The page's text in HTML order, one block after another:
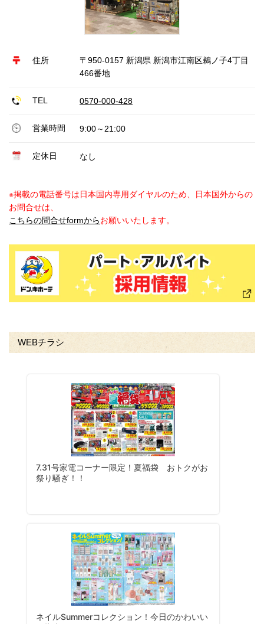
住所
〒950-0157 新潟県 新潟市江南区鵜ノ子4丁目
466番地
TEL 0570-000-428
営業時間 9:00～21:00
定休日 なし
※掲載の電話番号は日本国内専用ダイヤルのため、日本国外からの
お問合せは、
こちらの問合せformからお願いいたします。
WEBチラシ